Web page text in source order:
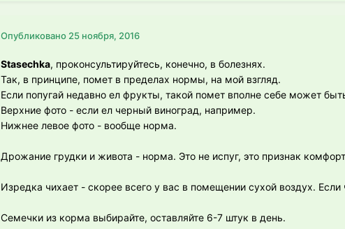
Опубликовано 25 ноября, 2016
Stasechka, проконсультируйтесь, конечно, в болезнях.
Так, в принципе, помет в пределах нормы, на мой взгляд.
Если попугай недавно ел фрукты, такой помет вполне себе может
Верхние фото - если ел черный виноград, например.
Нижнее левое фото - вообще норма.
Дрожание грудки и живота - норма. Это не испуг, это признак
Изредка чихает - скорее всего у вас в помещении сухой воздух.
Семечки из корма выбирайте, оставляйте 6-7 штук в день.